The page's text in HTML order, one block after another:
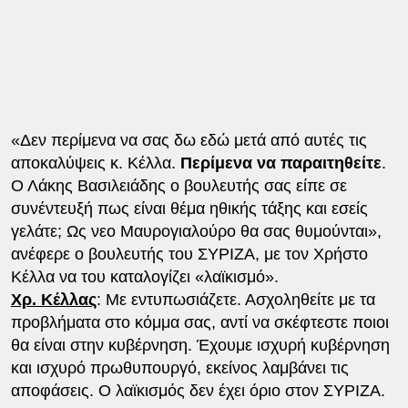
«Δεν περίμενα να σας δω εδώ μετά από αυτές τις
αποκαλύψεις κ. Κέλλα. Περίμενα να παραιτηθείτε.
Ο Λάκης Βασιλειάδης ο βουλευτής σας είπε σε
συνέντευξή πως είναι θέμα ηθικής τάξης και εσείς
γελάτε; Ως νεο Μαυρογιαλούρο θα σας θυμούνται»,
ανέφερε ο βουλευτής του ΣΥΡΙΖΑ, με τον Χρήστο
Κέλλα να του καταλογίζει «λαϊκισμό».
Χρ. Κέλλας: Με εντυπωσιάζετε. Ασχοληθείτε με τα
προβλήματα στο κόμμα σας, αντί να σκέφτεστε ποιοι
θα είναι στην κυβέρνηση. Έχουμε ισχυρή κυβέρνηση
και ισχυρό πρωθυπουργό, εκείνος λαμβάνει τις
αποφάσεις. Ο λαϊκισμός δεν έχει όριο στον ΣΥΡΙΖΑ.